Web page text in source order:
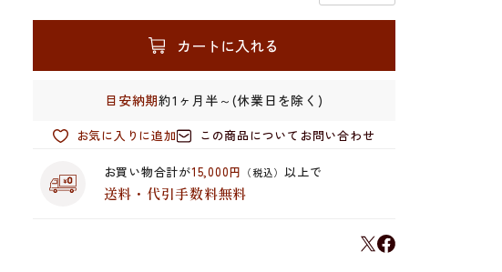
カートに入れる
目安納期約1ヶ月半～(休業日を除く)
お気に入りに追加 この商品についてお問い合わせ
お買い物合計が15,000円 （税込）以上で
送料・代引手数料無料